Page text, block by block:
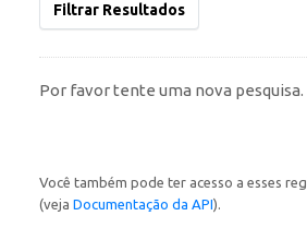
Filtrar Resultados
Por favor tente uma nova pesquisa.
Você também pode ter acesso a esses
(veja Documentação da API).